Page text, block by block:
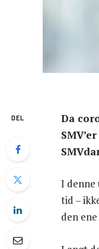
DEL
Da
I denne
tid –
den